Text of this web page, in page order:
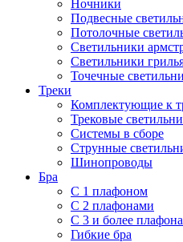
Ночники
Подвесные
Потолочные
Светильники
Светильники
Точечные
Треки
Комплектующие к
Трековые
Системы в сборе
Струнные
Шинопроводы
Бра
С 1 плафоном
С 2 плафонами
С 3 и более
Гибкие бра